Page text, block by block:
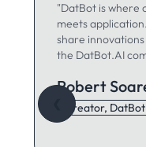
"DatBot is where
meets
share
the DatBot.AI
Robert
Creator,